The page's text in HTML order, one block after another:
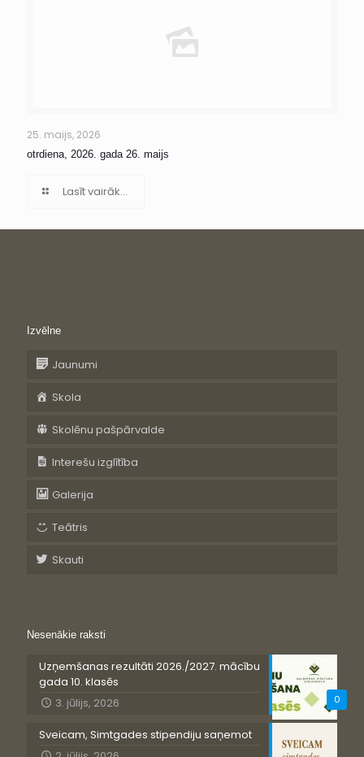
25. maijs, 2026
otrdiena, 2026. gada 26. maijs
Lasīt vairāk...
Izvēlne
Jaunumi
Skola
Skolēnu pašpārvalde
Interešu izglītība
Galerija
Teātris
Skauti
Nesenākie raksti
0
Uzņemšanas rezultāti 2026./2027. mācību
gada 10. klasēs
3. jūlijs, 2026
Sveicam, Simtgades stipendiju saņemot